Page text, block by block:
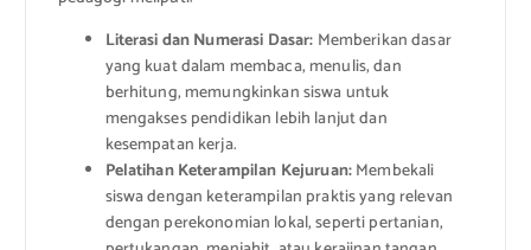
Literasi dan Numerasi Dasar: Memberikan dasar
yang kuat dalam membaca, menulis, dan
berhitung, memungkinkan siswa untuk
mengakses pendidikan lebih lanjut dan
kesempatan kerja.
Pelatihan Keterampilan Kejuruan:Membekali
siswa dengan keterampilan praktis yang relevan
dengan perekonomian lokal, seperti pertanian,